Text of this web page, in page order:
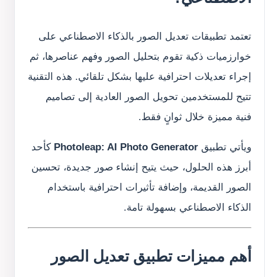
تعتمد تطبيقات تعديل الصور بالذكاء الاصطناعي على
خوارزميات ذكية تقوم بتحليل الصور وفهم عناصرها، ثم
إجراء تعديلات احترافية عليها بشكل تلقائي. هذه التقنية
تتيح للمستخدمين تحويل الصور العادية إلى تصاميم
فنية مميزة خلال ثوانٍ فقط.
ويأتي تطبيق Photoleap: AI Photo Generator كأحد
أبرز هذه الحلول، حيث يتيح إنشاء صور جديدة، تحسين
الصور القديمة، وإضافة تأثيرات احترافية باستخدام
الذكاء الاصطناعي بسهولة تامة.
أهم مميزات تطبيق تعديل الصور